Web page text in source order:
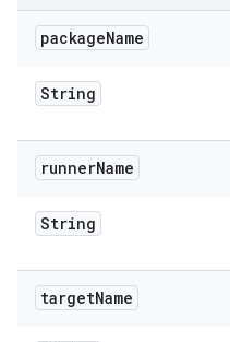
packageName
String
runnerName
String
targetName